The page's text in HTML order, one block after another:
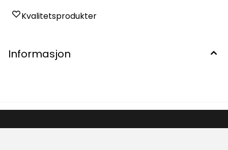
Kvalitetsprodukter
Informasjon